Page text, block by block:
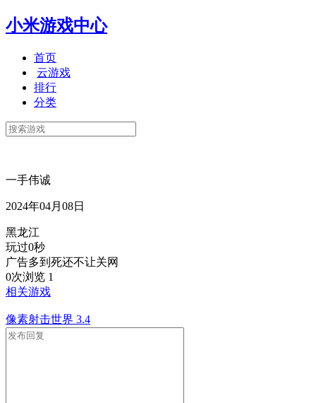
小米游戏中心
首页
云游戏
排行
分类
一手伟诚
2024年04月08日
黑龙江
玩过0秒
广告多到死还不让关网
0次浏览 1
相关游戏
像素射击世界 3.4